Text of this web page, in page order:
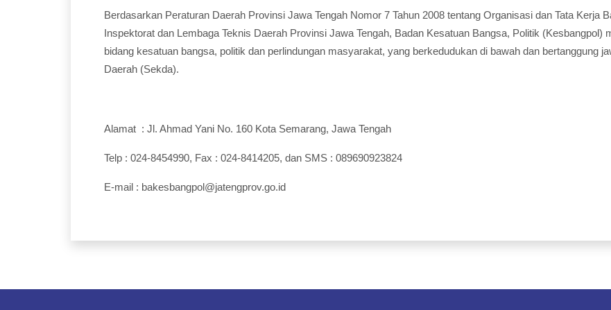
Berdasarkan Peraturan Daerah Provinsi Jawa Tengah Nomor 7 Tahun 2008 tentang Organisasi dan Tata Kerja
Inspektorat dan Lembaga Teknis Daerah Provinsi Jawa Tengah, Badan Kesatuan Bangsa, Politik (Kesbangpol)
bidang kesatuan bangsa, politik dan perlindungan masyarakat, yang berkedudukan di bawah dan bertanggung
Daerah (Sekda).
Alamat : Jl. Ahmad Yani No. 160 Kota Semarang, Jawa Tengah
Telp : 024-8454990, Fax : 024-8414205, dan SMS : 089690923824
E-mail : bakesbangpol@jatengprov.go.id